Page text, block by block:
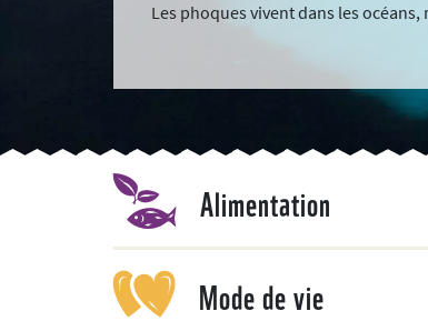
Les phoques vivent dans les
Alimentation
Mode de vie